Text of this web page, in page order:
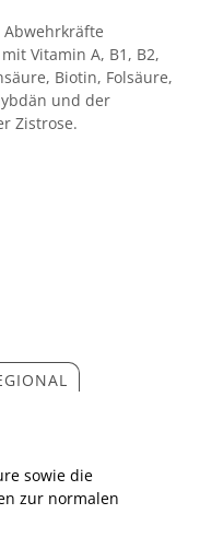
Vitamin A, B1, B2,
Biotin, Folsäure,
und der
Zistrose.
sowie die
zur normalen